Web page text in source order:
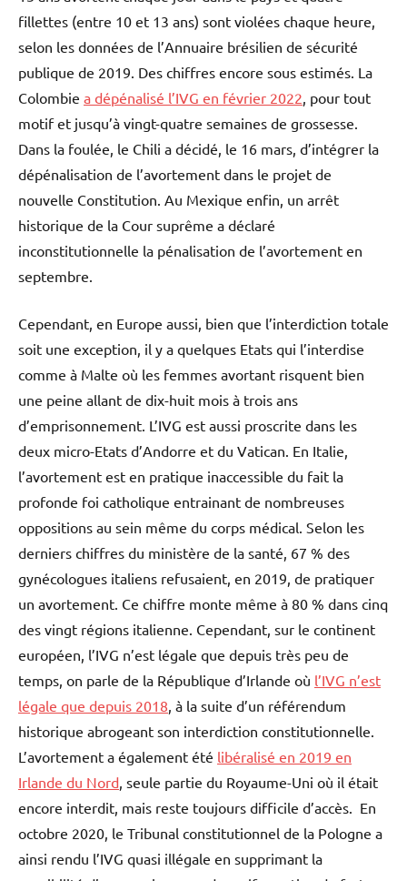
fillettes (entre 10 et 13 ans) sont violées chaque heure,
selon les données de l’Annuaire brésilien de sécurité
publique de 2019. Des chiffres encore sous estimés. La
Colombie a dépénalisé l’IVG en février 2022 , pour tout
motif et jusqu’à vingt-quatre semaines de grossesse.
Dans la foulée, le Chili a décidé, le 16 mars, d’intégrer la
dépénalisation de l’avortement dans le projet de
nouvelle Constitution. Au Mexique enfin, un arrêt
historique de la Cour suprême a déclaré
inconstitutionnelle la pénalisation de l’avortement en
septembre.
Cependant, en Europe aussi, bien que l’interdiction totale
soit une exception, il y a quelques Etats qui l’interdise
comme à Malte où les femmes avortant risquent bien
une peine allant de dix-huit mois à trois ans
d’emprisonnement. L’IVG est aussi proscrite dans les
deux micro-Etats d’Andorre et du Vatican. En Italie,
l’avortement est en pratique inaccessible du fait la
profonde foi catholique entrainant de nombreuses
oppositions au sein même du corps médical. Selon les
derniers chiffres du ministère de la santé, 67 % des
gynécologues italiens refusaient, en 2019, de pratiquer
un avortement. Ce chiffre monte même à 80 % dans cinq
des vingt régions italienne. Cependant, sur le continent
européen, l’IVG n’est légale que depuis très peu de
temps, on parle de la République d’Irlande où l’IVG n’est
légale que depuis 2018 , à la suite d’un référendum
historique abrogeant son interdiction constitutionnelle.
L’avortement a également été libéralisé en 2019 en
Irlande du Nord , seule partie du Royaume-Uni où il était
encore interdit, mais reste toujours difficile d’accès. En
octobre 2020, le Tribunal constitutionnel de la Pologne a
ainsi rendu l’IVG quasi illégale en supprimant la